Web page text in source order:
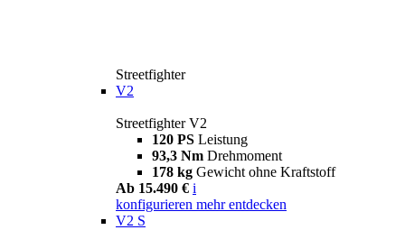
Streetfighter
V2
Streetfighter V2
120 PS Leistung
93,3 Nm Drehmoment
178 kg Gewicht ohne Kraftstoff
Ab 15.490 € i
konfigurieren mehr entdecken
V2 S